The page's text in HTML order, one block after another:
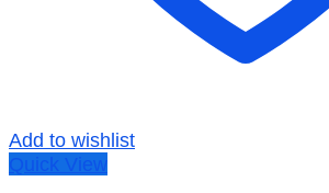
Add to wishlist
Quick View